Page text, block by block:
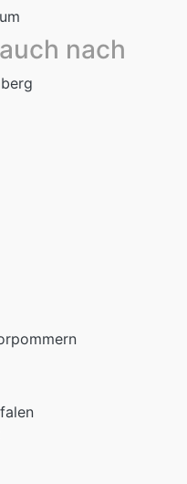
nach